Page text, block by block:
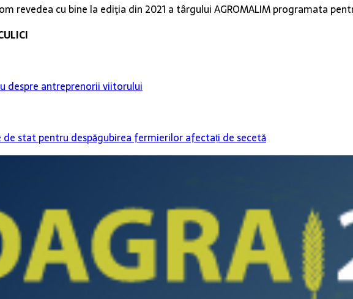
revedea cu bine la ediţia din 2021 a târgului AGROMALIM programata
despre antreprenorii viitorului
stat pentru despăgubirea fermierilor afectați de secetă